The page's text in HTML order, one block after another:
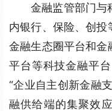
金融监管部门与
内银行、保险、创
金融生态圈平台和金
平台等科技金融平
“企业自主创新金融
融供给端的集聚效